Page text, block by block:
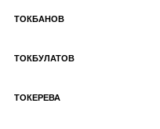
ТОКБАНОВ
ТОКБУЛАТОВ
ТОКЕРЕВА